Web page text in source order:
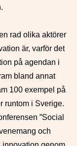
rad olika aktörer
är, varför det
på agendan i
bland annat
100 exempel på
runtom i Sverige.
”Social
och